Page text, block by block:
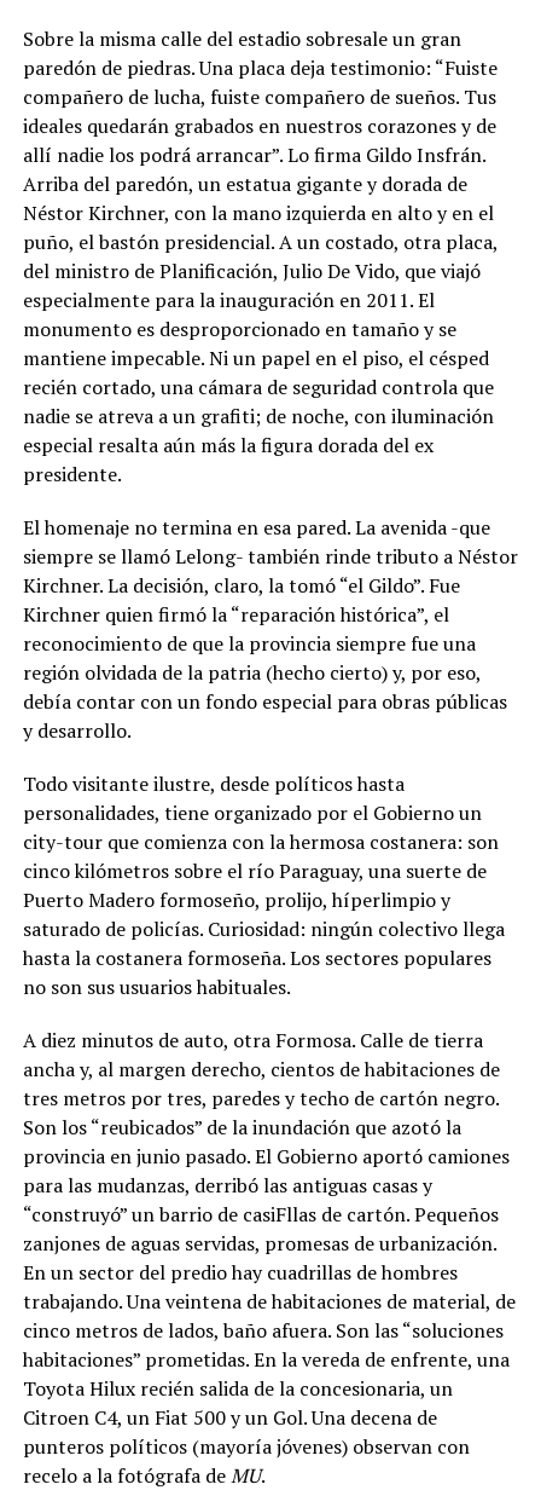
Sobre la misma calle del estadio sobresale un gran
paredón de piedras. Una placa deja testimonio: “Fuiste
compañero de lucha, fuiste compañero de sueños. Tus
ideales quedarán grabados en nuestros corazones y de
allí nadie los podrá arrancar”. Lo firma Gildo Insfrán.
Arriba del paredón, un estatua gigante y dorada de
Néstor Kirchner, con la mano izquierda en alto y en el
puño, el bastón presidencial. A un costado, otra placa,
del ministro de Planificación, Julio De Vido, que viajó
especialmente para la inauguración en 2011. El
monumento es desproporcionado en tamaño y se
mantiene impecable. Ni un papel en el piso, el césped
recién cortado, una cámara de seguridad controla que
nadie se atreva a un grafiti; de noche, con iluminación
especial resalta aún más la figura dorada del ex
presidente.
El homenaje no termina en esa pared. La avenida -que
siempre se llamó Lelong- también rinde tributo a Néstor
Kirchner. La decisión, claro, la tomó “el Gildo”. Fue
Kirchner quien firmó la “reparación histórica”, el
reconocimiento de que la provincia siempre fue una
región olvidada de la patria (hecho cierto) y, por eso,
debía contar con un fondo especial para obras públicas
y desarrollo.
Todo visitante ilustre, desde políticos hasta
personalidades, tiene organizado por el Gobierno un
city-tour que comienza con la hermosa costanera: son
cinco kilómetros sobre el río Paraguay, una suerte de
Puerto Madero formoseño, prolijo, híperlimpio y
saturado de policías. Curiosidad: ningún colectivo llega
hasta la costanera formoseña. Los sectores populares
no son sus usuarios habituales.
A diez minutos de auto, otra Formosa. Calle de tierra
ancha y, al margen derecho, cientos de habitaciones de
tres metros por tres, paredes y techo de cartón negro.
Son los “reubicados” de la inundación que azotó la
provincia en junio pasado. El Gobierno aportó camiones
para las mudanzas, derribó las antiguas casas y
“construyó” un barrio de casiFllas de cartón. Pequeños
zanjones de aguas servidas, promesas de urbanización.
En un sector del predio hay cuadrillas de hombres
trabajando. Una veintena de habitaciones de material, de
cinco metros de lados, baño afuera. Son las “soluciones
habitaciones” prometidas. En la vereda de enfrente, una
Toyota Hilux recién salida de la concesionaria, un
Citroen C4, un Fiat 500 y un Gol. Una decena de
punteros políticos (mayoría jóvenes) observan con
recelo a la fotógrafa deMU.